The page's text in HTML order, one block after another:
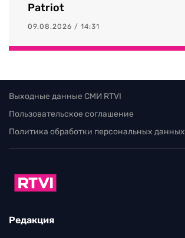
Patriot
09.08.2026 / 14:31
Выходные данные СМИ RTVI
Пользовательское соглашение
Политика обработки персональных данных
Редакция